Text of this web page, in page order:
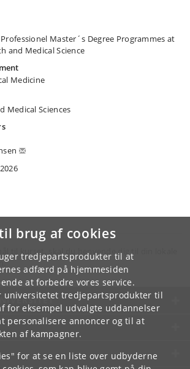
brug af cookies
tredjepartsprodukter til at
adfærd på hjemmesiden
at forbedre vores service.
universitetet tredjepartsprodukter til
for eksempel udvalgte uddannelser
personalisere annoncer og til at
af kampagner.
for at se en liste over udbyderne
Master´s Degree Programmes at
and Medical Science
Medicine
Medical Sciences
til kurset, skal du henvende dig til din lokale